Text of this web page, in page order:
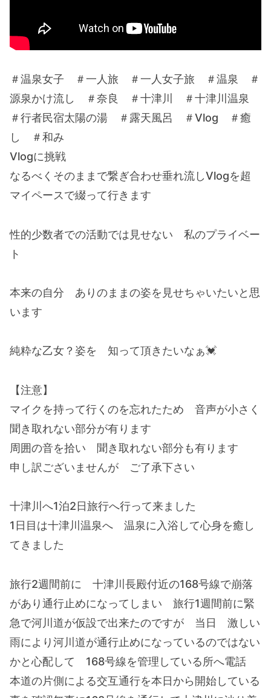
＃温泉女子 ＃一人旅 ＃一人女子旅 ＃温泉 ＃
源泉かけ流し ＃奈良 ＃十津川 ＃十津川温泉
＃行者民宿太陽の湯 ＃露天風呂 ＃Vlog ＃癒
し ＃和み
Vlogに挑戦
なるべくそのままで繋ぎ合わせ垂れ流しVlogを超
マイペースで綴って行きます
性的少数者での活動では見せない 私のプライベー
ト
本来の自分 ありのままの姿を見せちゃいたいと思
います
純粋な乙女？姿を 知って頂きたいなぁ💓
【注意】
マイクを持って行くのを忘れたため 音声が小さく
聞き取れない部分が有ります
周囲の音を拾い 聞き取れない部分も有ります
申し訳ございませんが ご了承下さい
十津川へ1泊2日旅行へ行って来ました
1日目は十津川温泉へ 温泉に入浴して心身を癒し
てきました
旅行2週間前に 十津川長殿付近の168号線で崩落
があり通行止めになってしまい 旅行1週間前に緊
急で河川道が仮設で出来たのですが 当日 激しい
雨により河川道が通行止めになっているのではない
かと心配して 168号線を管理している所へ電話
本道の片側による交互通行を本日から開始している